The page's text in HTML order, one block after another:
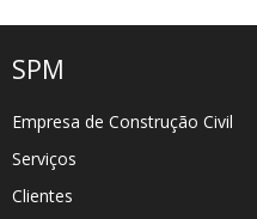
SPM
Empresa de Construção Civil
Serviços
Clientes